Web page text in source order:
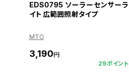
EDS0795 ソーラーセンサーラ
イト 広範囲照射タイプ
MTO
3,190円
29ポイント